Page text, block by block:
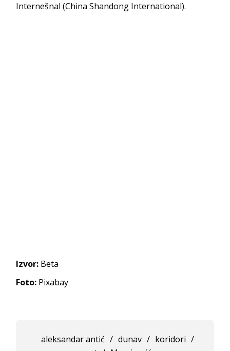
Internešnal (China Shandong International).
Izvor: Beta
Foto: Pixabay
aleksandar antić / dunav / koridori /